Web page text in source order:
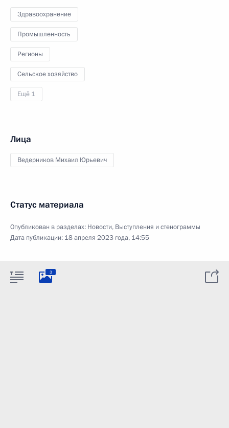
Здравоохранение
Промышленность
Регионы
Сельское хозяйство
Ещё 1
Лица
Ведерников Михаил Юрьевич
Статус материала
Опубликован в разделах: Новости, Выступления и стенограммы
Дата публикации: 18 апреля 2023 года, 14:55
3